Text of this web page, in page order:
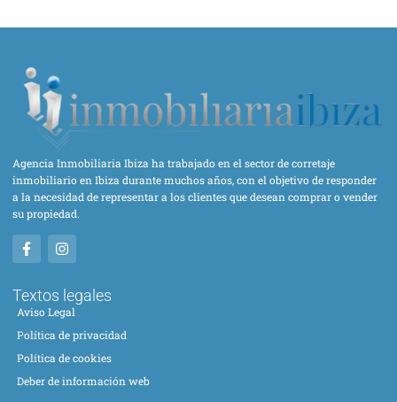
Agencia Inmobiliaria Ibiza ha trabajado en el sector de corretaje
inmobiliario en Ibiza durante muchos años, con el objetivo de responder
a la necesidad de representar a los clientes que desean comprar o vender
su propiedad.
Textos legales
Aviso Legal
Política de privacidad
Política de cookies
Deber de información web